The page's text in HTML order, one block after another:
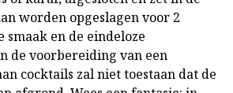
worden opgeslagen voor 2
smaak en de eindeloze
de voorbereiding van een
cocktails zal niet toestaan dat de